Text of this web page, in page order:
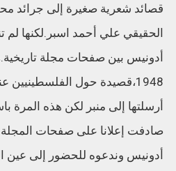
قصائد شعرية صغيرة إلى جرائد
الحقيقي علي أحمد اسبر.لكنها
أدونيس بين صفحات مجلة
1948،قصيدة حول الفلسطينيين
أرسلتها إلى منبر لكن هذه المرة
صادفت إعلانا على صفحات
أدونيس وندعوه للحضور إلى عين